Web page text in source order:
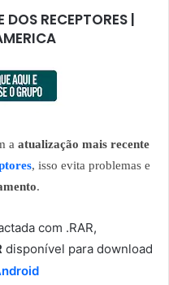
RECEPTORES |
a atualização mais recente
, isso evita problemas e
.
com .RAR,
disponível para download